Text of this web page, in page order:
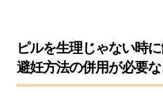
ピルを生理じゃない時
避妊方法の併用が必要